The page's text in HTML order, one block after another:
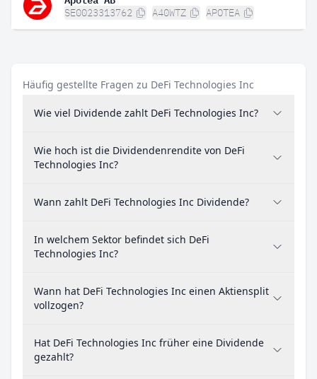
SE0023313762 A40WTZ APOTEA
Häufig gestellte Fragen zu DeFi Technologies Inc
Wie viel Dividende zahlt DeFi Technologies Inc?
Wie hoch ist die Dividendenrendite von DeFi
Technologies Inc?
Wann zahlt DeFi Technologies Inc Dividende?
In welchem Sektor befindet sich DeFi
Technologies Inc?
Wann hat DeFi Technologies Inc einen Aktiensplit
vollzogen?
Hat DeFi Technologies Inc früher eine Dividende
gezahlt?